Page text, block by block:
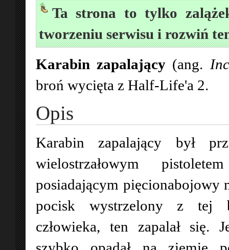
Ta strona to tylko
tworzeniu serwisu i rozwiń
Karabin zapalający (ang.
broń wycięta z Half-Life'a 2.
Opis
Karabin zapalający był
wielostrzałowym
posiadającym pięcionabojowy
pocisk wystrzelony z tej
człowieka, ten zapalał się.